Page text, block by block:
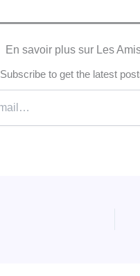
En savoir plus sur Les
Subscribe to get the latest